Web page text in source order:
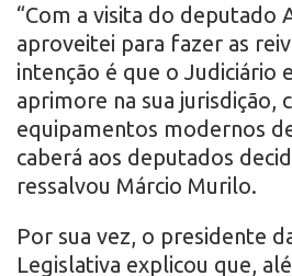
“Com a visita do deputado
aproveitei para fazer as
intenção é que o Judiciário
aprimore na sua jurisdição,
equipamentos modernos
caberá aos deputados
ressalvou Márcio Murilo.
Por sua vez, o presidente
Legislativa explicou que,